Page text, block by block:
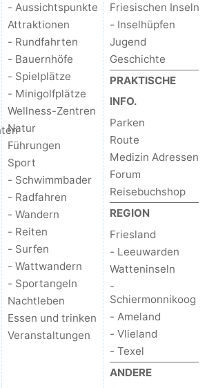
- Aussichtspunkte
Attraktionen
- Rundfahrten
- Bauernhöfe
- Spielplätze
- Minigolfplätze
Wellness-Zentren
Natur
Führungen
Sport
- Schwimmbader
- Radfahren
- Wandern
- Reiten
- Surfen
- Wattwandern
- Sportangeln
Nachtleben
Essen und trinken
Veranstaltungen
Friesischen Inseln
- Inselhüpfen
Jugend
Geschichte
PRAKTISCHE
INFO.
Parken
Route
Medizin Adressen
Forum
Reisebuchshop
REGION
Friesland
- Leeuwarden
Watteninseln
-
Schiermonnikoog
- Ameland
- Vlieland
- Texel
ANDERE